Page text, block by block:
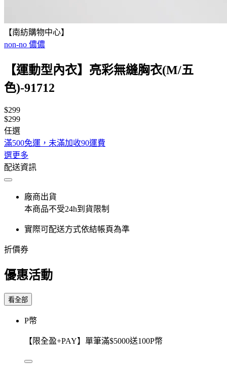
【南紡購物中心】
non-no 儂儂
【運動型內衣】亮彩無縫胸衣(M/五
色)-91712
$299
$299
任選
滿500免運，未滿加收90運費
選更多
配送資訊
廠商出貨
本商品不受24h到貨限制
實際可配送方式依結帳頁為準
折價券
優惠活動
看全部
P幣
【限全盈+PAY】單筆滿$5000送100P幣